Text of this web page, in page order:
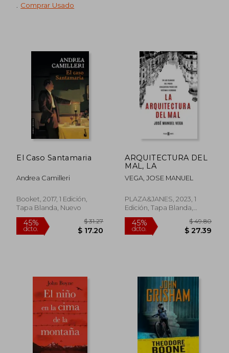
45% 45%
dcto.
Comprar Usado
El Caso Santamaria
Andrea Camilleri
Booket, 2017, 1 Edición,
Tapa Blanda, Nuevo
ARQUITECTURA DEL
MAL, LA
VEGA, JOSE MANUEL
PLAZA&JANES, 2023, 1
Edición, Tapa Blanda,
Nuevo